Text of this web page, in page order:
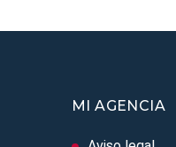
MI AGENCIA